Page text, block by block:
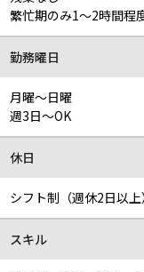
繁忙期のみ1～2時間程
勤務曜日
月曜～日曜
週3日～OK
休日
シフト制（週休2日以上
スキル